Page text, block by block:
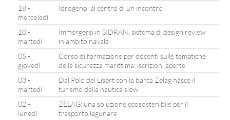
18 -
mercoledì
Idrogeno: al centro di un incontro
10 -
martedì
Immergersi in SIDRAN, sistema di design review
in ambito navale
05 -
giovedì
Corso di formazione per docenti sulle tematiche
della sicurezza marittima: iscrizioni aperte
03 -
martedì
Dal Polo del Lisert con la barca Zelag nasce il
turismo della nautica slow
02 -
lunedì
ZELAG: una soluzione ecosostenibile per il
trasporto lagunare